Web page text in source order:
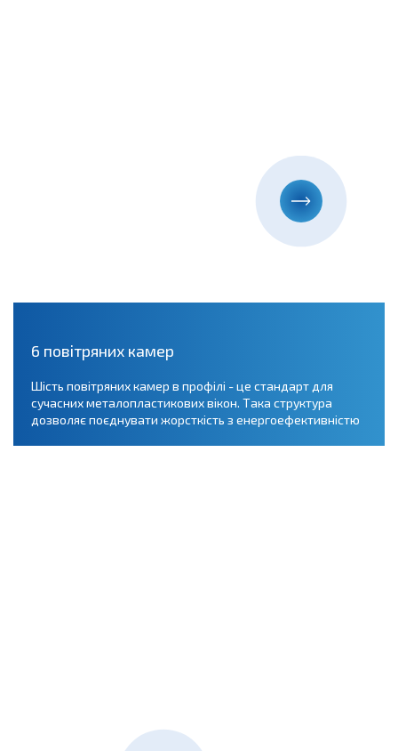
6 повітряних камер
Шість повітряних камер в профілі - це стандарт для
сучасних металопластикових вікон. Така структура
дозволяє поєднувати жорсткість з енергоефективністю